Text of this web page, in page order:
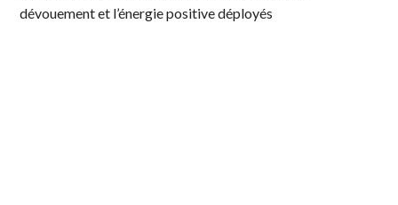
dévouement et l’énergie positive déployés